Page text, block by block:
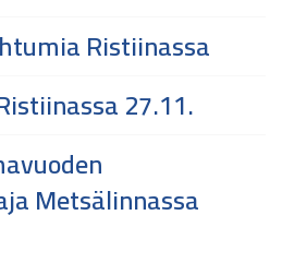
Ristiinassa
27.11.
Metsälinnassa